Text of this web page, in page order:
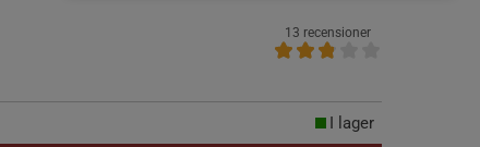
13 recensioner
I lager